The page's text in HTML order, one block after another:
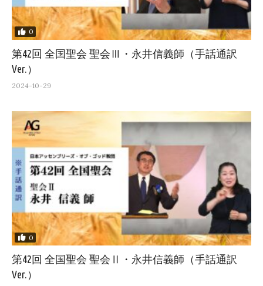
0
第42回 全国聖会 聖会Ⅲ・永井信義師（手話通訳
Ver.）
2024-10-29
0
第42回 全国聖会 聖会Ⅱ・永井信義師（手話通訳
Ver.）